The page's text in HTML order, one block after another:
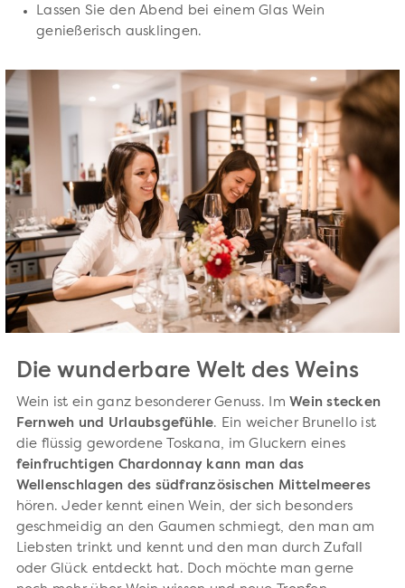
Lassen Sie den Abend bei einem Glas Wein
genießerisch ausklingen.
Die wunderbare Welt des Weins
Wein ist ein ganz besonderer Genuss. Im Wein stecken
Fernweh und Urlaubsgefühle. Ein weicher Brunello ist
die flüssig gewordene Toskana, im Gluckern eines
feinfruchtigen Chardonnay kann man das
Wellenschlagen des südfranzösischen Mittelmeeres
hören. Jeder kennt einen Wein, der sich besonders
geschmeidig an den Gaumen schmiegt, den man am
Liebsten trinkt und kennt und den man durch Zufall
oder Glück entdeckt hat. Doch möchte man gerne